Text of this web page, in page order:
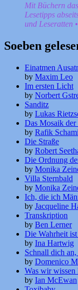
Mit Büchern
Lesetipps
und Leseratten
Soeben
Einatmen
by Maxim Leo
Im ersten Licht
by Norbert
Sanditz
by Lukas
Das Mosaik der
by Rafik Schami
Die Straße
by Robert
Die Ordnung
by Monika
Villa Sternbald
by Monika
Ich, die ich
by Jacqueline
Transkription
by Ben Lerner
Die Wahrheit
by Ina Hartwig
Schnall dich an,
by Domenico
Was wir wissen
by Ian McEwan